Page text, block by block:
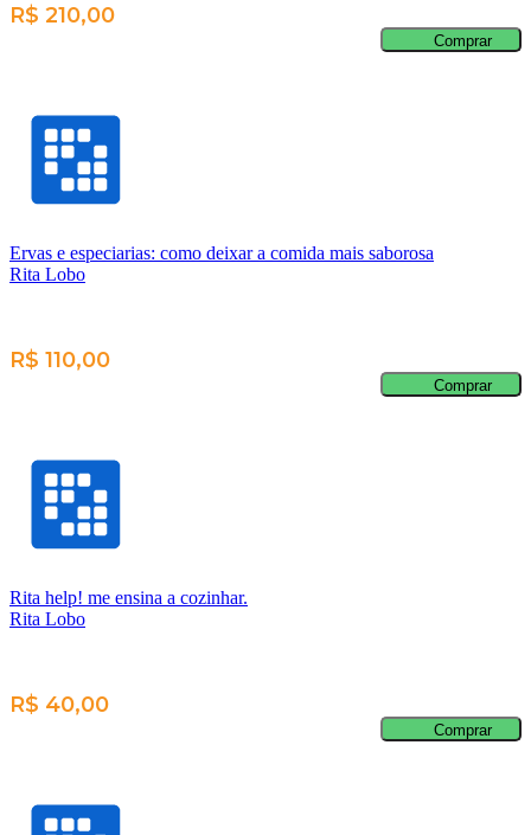
R$ 210,00
Comprar
Ervas e especiarias: como deixar a comida mais saborosa
Rita Lobo
R$ 110,00
Comprar
Rita help! me ensina a cozinhar.
Rita Lobo
R$ 40,00
Comprar